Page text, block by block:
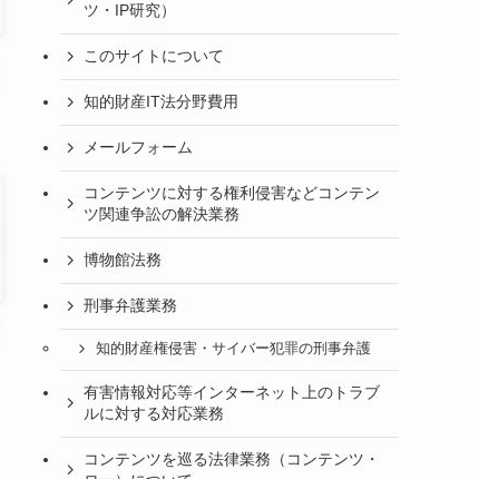
ツ・IP研究）
このサイトについて
知的財産IT法分野費用
メールフォーム
コンテンツに対する権利侵害などコンテン
ツ関連争訟の解決業務
博物館法務
刑事弁護業務
知的財産権侵害・サイバー犯罪の刑事弁護
有害情報対応等インターネット上のトラブ
ルに対する対応業務
コンテンツを巡る法律業務（コンテンツ・